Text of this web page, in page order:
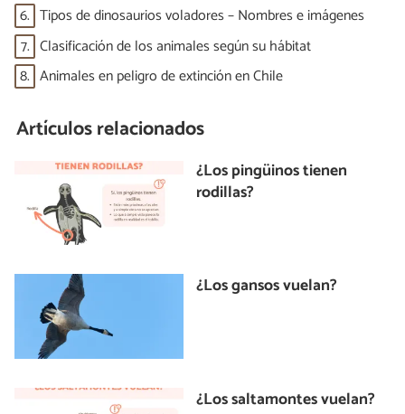
6. Tipos de dinosaurios voladores – Nombres e imágenes
7. Clasificación de los animales según su hábitat
8. Animales en peligro de extinción en Chile
Artículos relacionados
¿Los pingüinos tienen
rodillas?
¿Los gansos vuelan?
¿Los saltamontes vuelan?